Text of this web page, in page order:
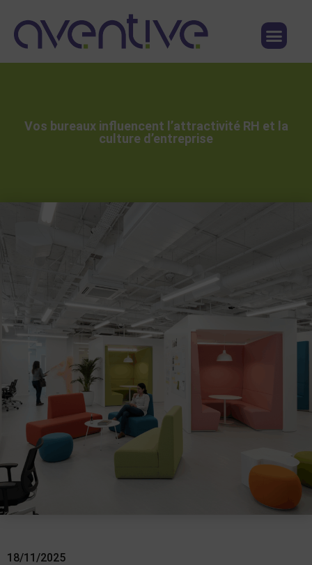
Vos bureaux influencent l’attractivité RH et la
culture d’entreprise
18/11/2025